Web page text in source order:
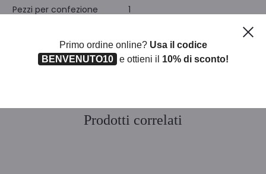
Pezzi per confezione 1
Prodotti correlati
Primo ordine online? Usa il codice
BENVENUTO10
e ottieni il 10% di sconto!